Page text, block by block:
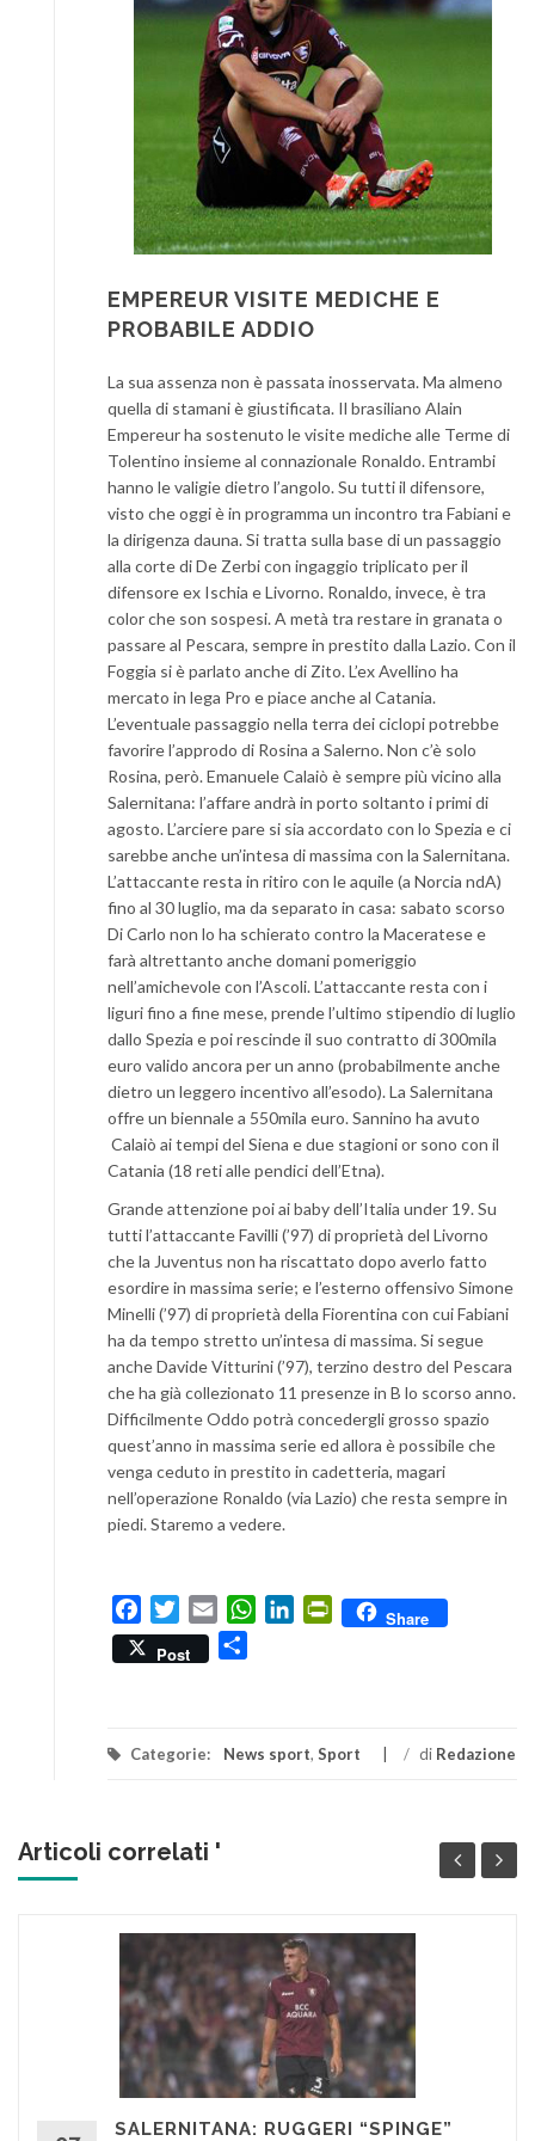
EMPEREUR VISITE MEDICHE E
PROBABILE ADDIO
La sua assenza non è passata inosservata. Ma almeno
quella di stamani è giustificata. Il brasiliano Alain
Empereur ha sostenuto le visite mediche alle Terme di
Tolentino insieme al connazionale Ronaldo. Entrambi
hanno le valigie dietro l’angolo. Su tutti il difensore,
visto che oggi è in programma un incontro tra Fabiani e
la dirigenza dauna. Si tratta sulla base di un passaggio
alla corte di De Zerbi con ingaggio triplicato per il
difensore ex Ischia e Livorno. Ronaldo, invece, è tra
color che son sospesi. A metà tra restare in granata o
passare al Pescara, sempre in prestito dalla Lazio. Con il
Foggia si è parlato anche di Zito. L’ex Avellino ha
mercato in lega Pro e piace anche al Catania.
L’eventuale passaggio nella terra dei ciclopi potrebbe
favorire l’approdo di Rosina a Salerno. Non c’è solo
Rosina, però. Emanuele Calaiò è sempre più vicino alla
Salernitana: l’affare andrà in porto soltanto i primi di
agosto. L’arciere pare si sia accordato con lo Spezia e ci
sarebbe anche un’intesa di massima con la Salernitana.
L’attaccante resta in ritiro con le aquile (a Norcia ndA)
fino al 30 luglio, ma da separato in casa: sabato scorso
Di Carlo non lo ha schierato contro la Maceratese e
farà altrettanto anche domani pomeriggio
nell’amichevole con l’Ascoli. L’attaccante resta con i
liguri fino a fine mese, prende l’ultimo stipendio di luglio
dallo Spezia e poi rescinde il suo contratto di 300mila
euro valido ancora per un anno (probabilmente anche
dietro un leggero incentivo all’esodo). La Salernitana
offre un biennale a 550mila euro. Sannino ha avuto
Calaiò ai tempi del Siena e due stagioni or sono con il
Catania (18 reti alle pendici dell’Etna).
Grande attenzione poi ai baby dell’Italia under 19. Su
tutti l’attaccante Favilli (’97) di proprietà del Livorno
che la Juventus non ha riscattato dopo averlo fatto
esordire in massima serie; e l’esterno offensivo Simone
Minelli (’97) di proprietà della Fiorentina con cui Fabiani
ha da tempo stretto un’intesa di massima. Si segue
anche Davide Vitturini (’97), terzino destro del Pescara
che ha già collezionato 11 presenze in B lo scorso anno.
Difficilmente Oddo potrà concedergli grosso spazio
quest’anno in massima serie ed allora è possibile che
venga ceduto in prestito in cadetteria, magari
nell’operazione Ronaldo (via Lazio) che resta sempre in
piedi. Staremo a vedere.
FacebookTwitterEmail WhatsApp
LinkedInPrintFriendly
Share
Post
Categorie: News sport, Sport / di Redazione
Articoli correlati '
SALERNITANA: RUGGERI “SPINGE”